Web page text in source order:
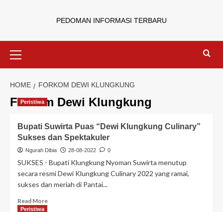
PEDOMAN INFORMASI TERBARU
HOME FORKOM DEWI KLUNGKUNG
Forkom Dewi Klungkung
Peristiwa
Bupati Suwirta Puas “Dewi Klungkung Culinary”
Sukses dan Spektakuler
Ngurah Dibia 28-08-2022 0
SUKSES - Bupati Klungkung Nyoman Suwirta menutup
secara resmi Dewi Klungkung Culinary 2022 yang ramai,
sukses dan meriah di Pantai...
Read More
Peristiwa